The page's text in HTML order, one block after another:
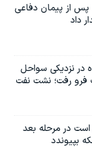
از پیمان دفاعی
داد
نزدیکی سواحل
فرو رفت؛ نشت نفت
در مرحله بعد
بپیوندد